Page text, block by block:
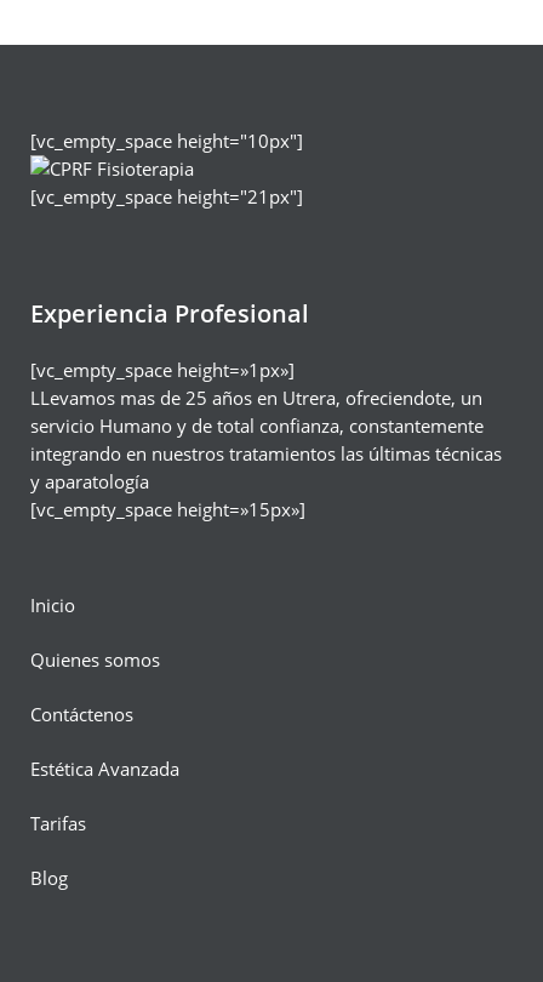
[vc_empty_space height="10px"]
[vc_empty_space height="21px"]
Experiencia Profesional
[vc_empty_space height=»1px»]
LLevamos mas de 25 años en Utrera, ofreciendote, un
servicio Humano y de total confianza, constantemente
integrando en nuestros tratamientos las últimas técnicas
y aparatología
[vc_empty_space height=»15px»]
Inicio
Quienes somos
Contáctenos
Estética Avanzada
Tarifas
Blog